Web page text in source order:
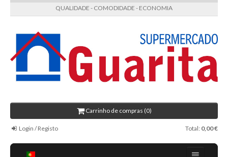
QUALIDADE - COMODIDADE - ECONOMIA
Carrinho de compras (0)
Login / Registo Total: 0,00 €